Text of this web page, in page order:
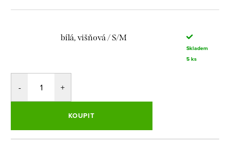
bílá, višňová / S/M
Skladem
5 ks
KOUPIT